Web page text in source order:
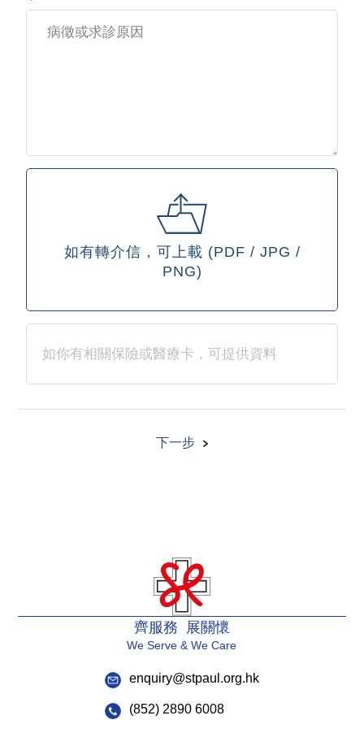
如有轉介信，可上載 (PDF / JPG /
PNG)
如你有相關保險或醫療卡，可提供資料
下一步
齊服務 展關懷
We Serve & We Care
enquiry@stpaul.org.hk
(852) 2890 6008